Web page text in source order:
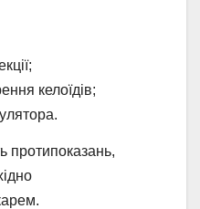
келоїдів;
протипоказань,